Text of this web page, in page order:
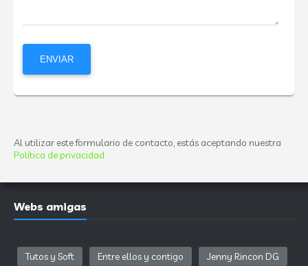
Al utilizar este formulario de contacto, estás aceptando nuestra
Política de privacidad
Webs amigas
Tutos y Soft Entre ellos y contigo Jenny Rincon DG